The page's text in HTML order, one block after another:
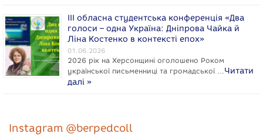
ІІІ обласна студентська конференція «Два
голоси – одна Україна: Дніпрова Чайка й
Ліна Костенко в контексті епох»
01.06.2026
2026 рік на Херсонщині оголошено Роком
укpaїнcької письменниці та громадської … Читати
далі »
Instagram @berpedcoll